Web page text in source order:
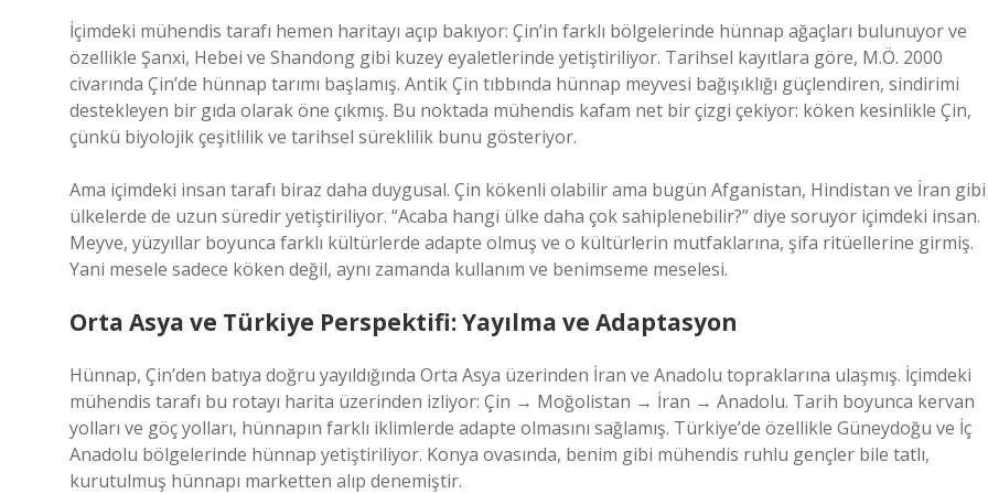
İçimdeki mühendis tarafı hemen haritayı açıp bakıyor: Çin’in farklı bölgelerinde hünnap ağaçları bulunuyor ve
özellikle Şanxi, Hebei ve Shandong gibi kuzey eyaletlerinde yetiştiriliyor. Tarihsel kayıtlara göre, M.Ö. 2000
civarında Çin’de hünnap tarımı başlamış. Antik Çin tıbbında hünnap meyvesi bağışıklığı güçlendiren, sindirimi
destekleyen bir gıda olarak öne çıkmış. Bu noktada mühendis kafam net bir çizgi çekiyor: köken kesinlikle Çin,
çünkü biyolojik çeşitlilik ve tarihsel süreklilik bunu gösteriyor.
Ama içimdeki insan tarafı biraz daha duygusal. Çin kökenli olabilir ama bugün Afganistan, Hindistan ve İran gibi
ülkelerde de uzun süredir yetiştiriliyor. “Acaba hangi ülke daha çok sahiplenebilir?” diye soruyor içimdeki insan.
Meyve, yüzyıllar boyunca farklı kültürlerde adapte olmuş ve o kültürlerin mutfaklarına, şifa ritüellerine girmiş.
Yani mesele sadece köken değil, aynı zamanda kullanım ve benimseme meselesi.
Orta Asya ve Türkiye Perspektifi: Yayılma ve Adaptasyon
Hünnap, Çin’den batıya doğru yayıldığında Orta Asya üzerinden İran ve Anadolu topraklarına ulaşmış. İçimdeki
mühendis tarafı bu rotayı harita üzerinden izliyor: Çin → Moğolistan → İran → Anadolu. Tarih boyunca kervan
yolları ve göç yolları, hünnapın farklı iklimlerde adapte olmasını sağlamış. Türkiye’de özellikle Güneydoğu ve İç
Anadolu bölgelerinde hünnap yetiştiriliyor. Konya ovasında, benim gibi mühendis ruhlu gençler bile tatlı,
kurutulmuş hünnapı marketten alıp denemiştir.